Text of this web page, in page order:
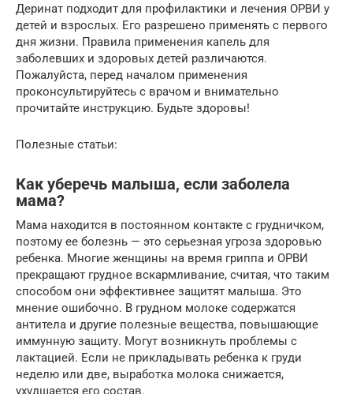
Деринат подходит для профилактики и лечения ОРВИ у
детей и взрослых. Его разрешено применять с первого
дня жизни. Правила применения капель для
заболевших и здоровых детей различаются.
Пожалуйста, перед началом применения
проконсультируйтесь с врачом и внимательно
прочитайте инструкцию. Будьте здоровы!
Полезные статьи:
Как уберечь малыша, если заболела
мама?
Мама находится в постоянном контакте с грудничком,
поэтому ее болезнь — это серьезная угроза здоровью
ребенка. Многие женщины на время гриппа и ОРВИ
прекращают грудное вскармливание, считая, что таким
способом они эффективнее защитят малыша. Это
мнение ошибочно. В грудном молоке содержатся
антитела и другие полезные вещества, повышающие
иммунную защиту. Могут возникнуть проблемы с
лактацией. Если не прикладывать ребенка к груди
неделю или две, выработка молока снижается,
ухудшается его состав.